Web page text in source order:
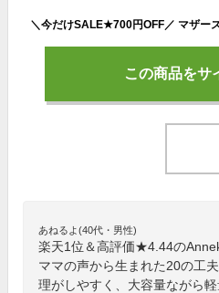
この商品をサ
あねるよ(40代・男性)
楽天1位＆高評価★4.44の
ママの声から生まれた20の工
理がしやすく、大容量ながら